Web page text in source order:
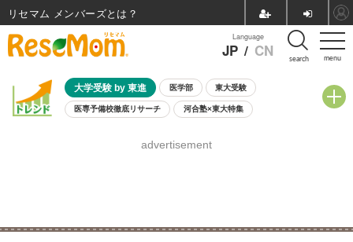
menu
Language
JP / CN search
大学受験 by 東進 医学部 東大受験
医専予備校徹底リサーチ 河合塾×東大特集
8月開催学校説明会・相談会
advertisement
リセマム メンバーズ